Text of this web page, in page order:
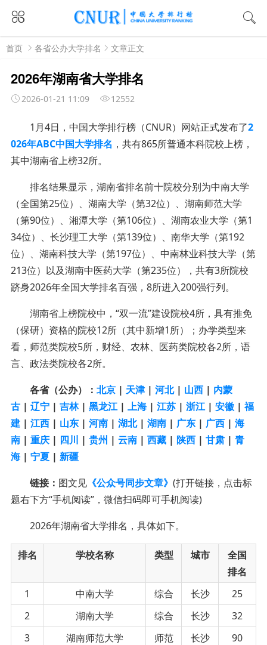
首页 各省公办大学排名 文章正文
2026年湖南省大学排名
2026-01-21 11:09 12552
1月4日，中国大学排行榜（CNUR）网站正式发布了2
026年ABC中国大学排名 ，共有865所普通本科院校上榜，
其中湖南省上榜32所。
排名结果显示，湖南省排名前十院校分别为中南大学
（全国第25位）、湖南大学（第32位）、湖南师范大学
（第90位）、湘潭大学（第106位）、湖南农业大学（第1
34位）、长沙理工大学（第139位）、南华大学（第192
位）、湖南科技大学（第197位）、中南林业科技大学（第
213位）以及湖南中医药大学（第235位），共有3所院校
跻身2026年全国大学排名百强，8所进入200强行列。
湖南省上榜院校中，“双一流”建设院校4所，具有推免
（保研）资格的院校12所（其中新增1所）； 办学类型来
看， 师范类院校5所，财经、农林、医药类院校各2所，语
言、政法类院校各2所。
各省（公办）： 北京| 天津| 河北| 山西| 内蒙
古| 辽宁| 吉林| 黑龙江| 上海| 江苏| 浙江| 安徽|福
建| 江西| 山东| 河南| 湖北| 湖南| 广东| 广西| 海
南| 重庆| 四川 | 贵州 | 云南| 西藏| 陕西| 甘肃| 青
海| 宁夏| 新疆
链接： 图文见《公众号同步文章》 (打开链接，点击标
题右下方“手机阅读”，微信扫码即可手机阅读)
2026年湖南省大学排名 ，具体如下。
排名 学校名称 类型 城市
全国
排名
1
中南大学 综合 长沙
25
2
湖南大学 综合 长沙
32
3
湖南师范大学 师范 长沙
90